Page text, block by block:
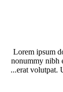
Lorem ipsum
nonummy nibh
erat volutpat.